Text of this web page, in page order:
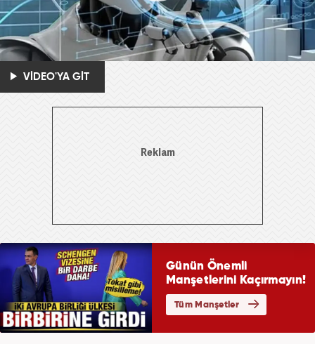
VİDEO'YA GİT